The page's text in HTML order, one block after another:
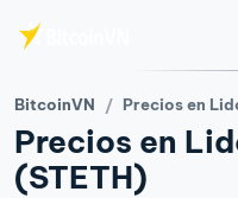
BitcoinVN Precios en
Precios en
(STETH)